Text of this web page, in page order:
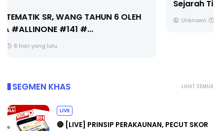
Unknown 8 hari yang lalu
LIHAT SEMUA
SEGMEN KHAS
LIVE
🔴 [LIVE] PRINSIP PERAKAUNAN, PECUT SKOR